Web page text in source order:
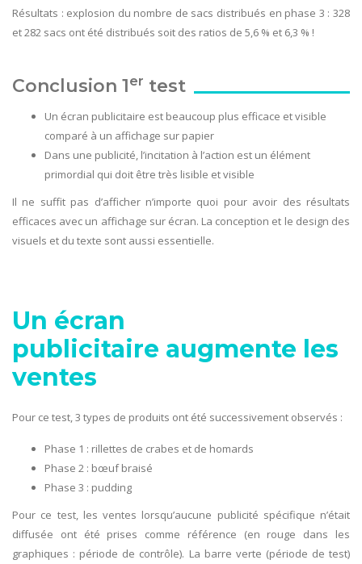
Résultats : explosion du nombre de sacs distribués en phase 3 : 328
et 282 sacs ont été distribués soit des ratios de 5,6 % et 6,3 % !
Conclusion 1er test
Un écran publicitaire est beaucoup plus efficace et visible
comparé à un affichage sur papier
Dans une publicité, l’incitation à l’action est un élément
primordial qui doit être très lisible et visible
Il ne suffit pas d’afficher n’importe quoi pour avoir des résultats
efficaces avec un affichage sur écran. La conception et le design des
visuels et du texte sont aussi essentielle.
Un écran
publicitaire augmente les
ventes
Pour ce test, 3 types de produits ont été successivement observés :
Phase 1 : rillettes de crabes et de homards
Phase 2 : bœuf braisé
Phase 3 : pudding
Pour ce test, les ventes lorsqu’aucune publicité spécifique n’était
diffusée ont été prises comme référence (en rouge dans les
graphiques : période de contrôle). La barre verte (période de test)